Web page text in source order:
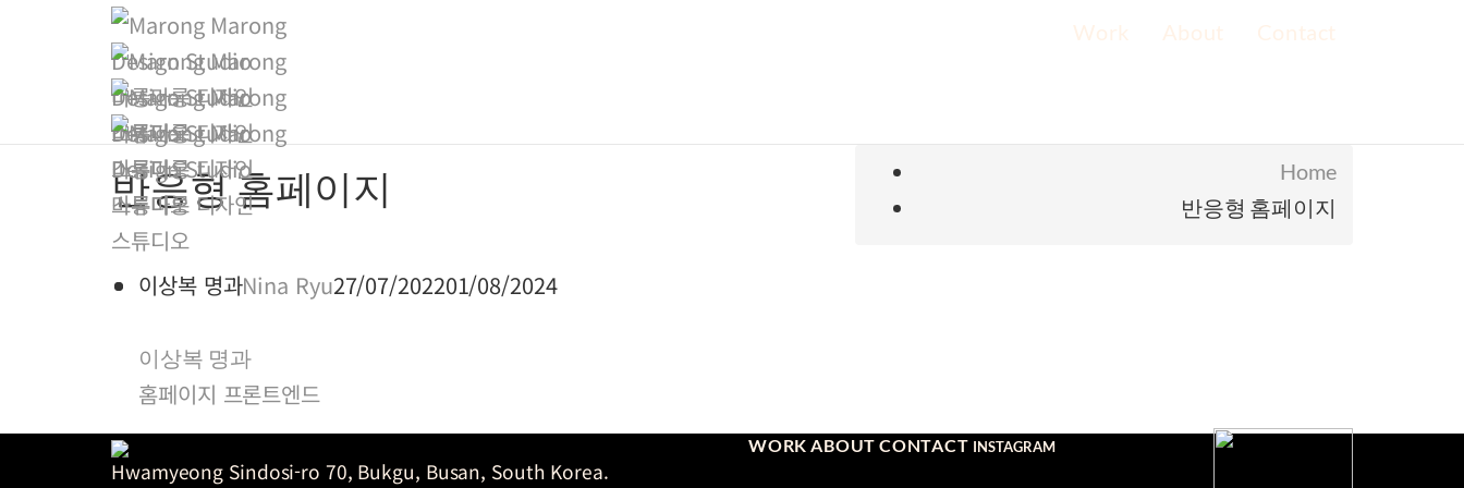
Work About Contact
반응형 홈페이지
Home
반응형 홈페이지
이상복 명과Nina Ryu27/07/202201/08/2024
이상복 명과
홈페이지 프론트엔드
Hwamyeong Sindosi-ro 70, Bukgu, Busan, South Korea.
WORK ABOUT CONTACT INSTAGRAM